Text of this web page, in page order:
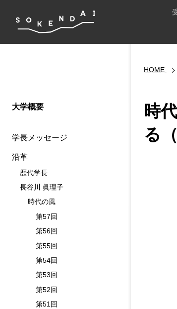
HOME
時
る
大学概要
学長メッセージ
沿革
歴代学長
長谷川 眞理子
時代の風
第57回
第56回
第55回
第54回
第53回
第52回
第51回